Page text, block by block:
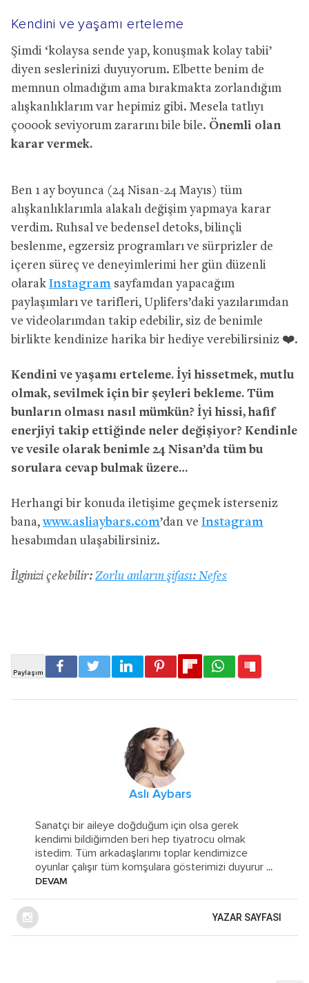
Kendini ve yaşamı erteleme
Şimdi ‘kolaysa sende yap, konuşmak kolay tabii’
diyen seslerinizi duyuyorum. Elbette benim de
memnun olmadığım ama bırakmakta zorlandığım
alışkanlıklarım var hepimiz gibi. Mesela tatlıyı
çooook seviyorum zararını bile bile. Önemli olan
karar vermek.
Ben 1 ay boyunca (24 Nisan-24 Mayıs) tüm
alışkanlıklarımla alakalı değişim yapmaya karar
verdim. Ruhsal ve bedensel detoks, bilinçli
beslenme, egzersiz programları ve sürprizler de
içeren süreç ve deneyimlerimi her gün düzenli
olarak Instagram sayfamdan yapacağım
paylaşımları ve tarifleri, Uplifers’daki yazılarımdan
ve videolarımdan takip edebilir, siz de benimle
birlikte kendinize harika bir hediye verebilirsiniz ❤️.
Kendini ve yaşamı erteleme. İyi hissetmek, mutlu
olmak, sevilmek için bir şeyleri bekleme. Tüm
bunların olması nasıl mümkün? İyi hissi, hafif
enerjiyi takip ettiğinde neler değişiyor? Kendinle
ve vesile olarak benimle 24 Nisan’da tüm bu
sorulara cevap bulmak üzere…
Herhangi bir konuda iletişime geçmek isterseniz
bana,www.asliaybars.com’dan ve Instagram
hesabımdan ulaşabilirsiniz.
İlginizi çekebilir: Zorlu anların şifası: Nefes
Aslı Aybars
Sanatçı bir aileye doğduğum için olsa gerek
kendimi bildiğimden beri hep tiyatrocu olmak
istedim. Tüm arkadaşlarımı toplar kendimizce
oyunlar çalışır tüm komşulara gösterimizi duyurur ...
DEVAM
YAZAR SAYFASI